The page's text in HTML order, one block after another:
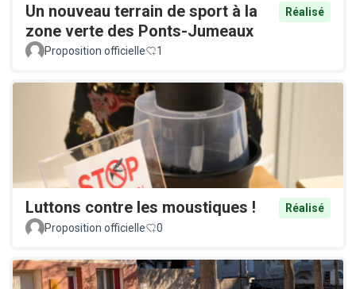
Un nouveau terrain de sport à la
zone verte des Ponts-Jumeaux
Réalisé
Proposition officielle 1
Luttons contre les moustiques !
Réalisé
Proposition officielle
0